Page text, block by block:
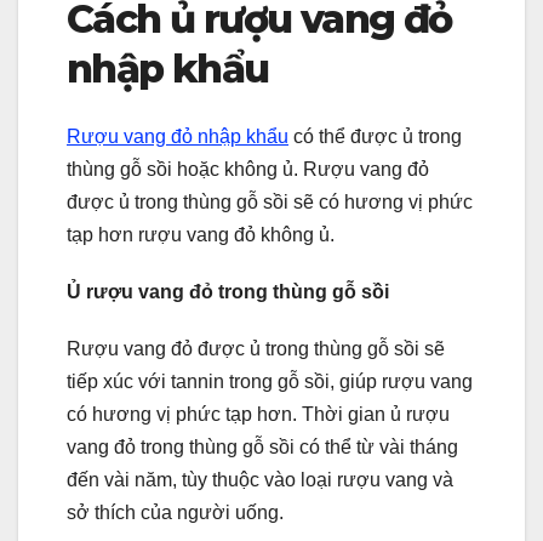
Cách ủ rượu vang đỏ
nhập khẩu
Rượu vang đỏ nhập khẩu có thể được ủ trong
thùng gỗ sồi hoặc không ủ. Rượu vang đỏ
được ủ trong thùng gỗ sồi sẽ có hương vị phức
tạp hơn rượu vang đỏ không ủ.
Ủ rượu vang đỏ trong thùng gỗ sồi
Rượu vang đỏ được ủ trong thùng gỗ sồi sẽ
tiếp xúc với tannin trong gỗ sồi, giúp rượu vang
có hương vị phức tạp hơn. Thời gian ủ rượu
vang đỏ trong thùng gỗ sồi có thể từ vài tháng
đến vài năm, tùy thuộc vào loại rượu vang và
sở thích của người uống.